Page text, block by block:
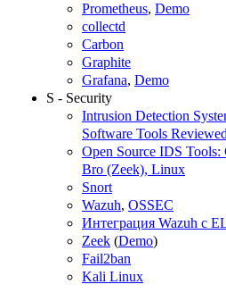
Prometheus, Demo
collectd
Carbon
Graphite
Grafana, Demo
S - Security
Intrusion Detection
Software Tools Reviewed
Open Source IDS Tools:
Bro (Zeek), Linux
Snort
Wazuh, OSSEC
Интеграция Wazuh с
Zeek (Demo)
Fail2ban
Kali Linux